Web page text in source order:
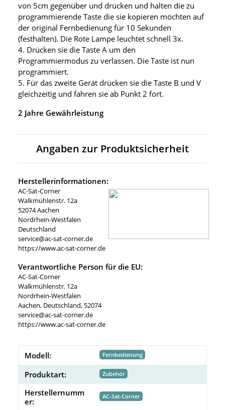
von 5cm gegenüber und drücken und halten die zu
programmierende Taste die sie kopieren möchten auf
der original Fernbedienung für 10 Sekunden
(festhalten). Die Rote Lampe leuchtet schnell 3x.
4. Drücken sie die Taste A um den
Programmiermodus zu verlassen. Die Taste ist nun
programmiert.
5. Für das zweite Gerät drücken sie die Taste B und V
gleichzeitig und fahren sie ab Punkt 2 fort.
2 Jahre Gewährleistung
Angaben zur Produktsicherheit
Herstellerinformationen:
AC-Sat-Corner
Walkmühlenstr. 12a
52074 Aachen
Nordrhein-Westfalen
Deutschland
service@ac-sat-corner.de
https://www.ac-sat-corner.de
Verantwortliche Person für die EU:
AC-Sat-Corner
Walkmühlenstr. 12a
Nordrhein-Westfalen
Aachen, Deutschland, 52074
service@ac-sat-corner.de
https://www.ac-sat-corner.de
Modell: Fernbedienung
Produktart: Zubehör
Herstellernumm
er:
AC-Sat-Corner